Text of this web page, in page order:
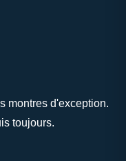
montres d'exception.
toujours.